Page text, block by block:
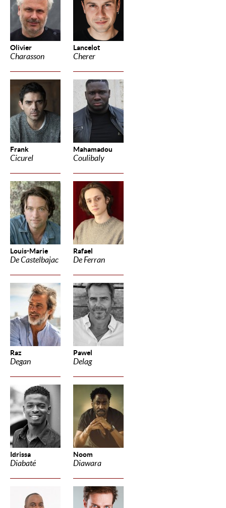
Olivier
Charasson
Lancelot
Cherer
Frank
Cicurel
Mahamadou
Coulibaly
Louis-Marie
De Castelbajac
Rafael
De Ferran
Raz
Degan
Pawel
Delag
Idrissa
Diabaté
Noom
Diawara